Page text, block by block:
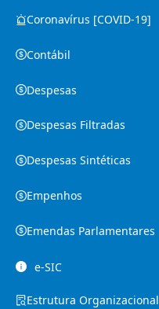
Coronavírus [COVID-19]
Contábil
Despesas
Despesas Filtradas
Despesas Sintéticas
Empenhosㅤ
Emendas Parlamentares
e-SIC
Estrutura Organizacionalㅤ